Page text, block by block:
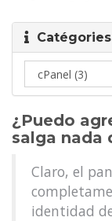
Catégories
¿Puedo
salga nada
Claro, el
identidad